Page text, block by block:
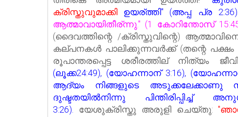
ക്രിസ്തുവുമാക്കി ഉയര്ത്തി" (അപ്പ: പ്ര 2:36).
ആത്മാവായിതീര്ന്നു." (1 കോറിന്തോസ്
(ദൈവത്തിന്റെ /ക്രിസ്തുവിന്റെ)
കല്പനകള്‍ പാലിക്കുന്നവര്‍ക്ക് (തന്റെ
രൂപാന്തരപ്പെട്ട ശരീരത്തില് നിത്യം
(ലൂക്ക24:49), (യോഹന്നാന് 3:16),
ആദ്യം നിങ്ങളുടെ അടുക്കലേക്കാണു
ദുഷ്ടതയില്‍നിന്നു പിന്തിരിപ്പിച്ച്
3:26). യേശുക്രിസ്തു അരുളി ചെയ്തു: